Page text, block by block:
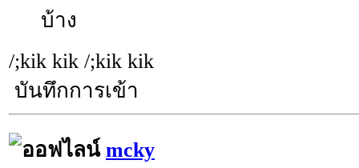
บ้าง
/;kik kik /;kik kik
บันทึกการเข้า
mcky